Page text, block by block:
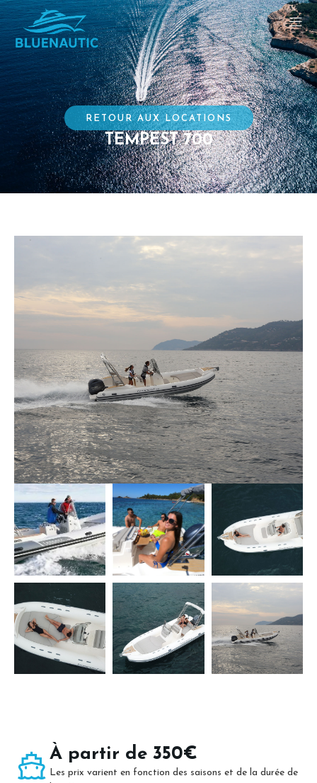
RETOUR AUX LOCATIONS
TEMPEST 700
À partir de 350€
Les prix varient en fonction des saisons et de la durée de